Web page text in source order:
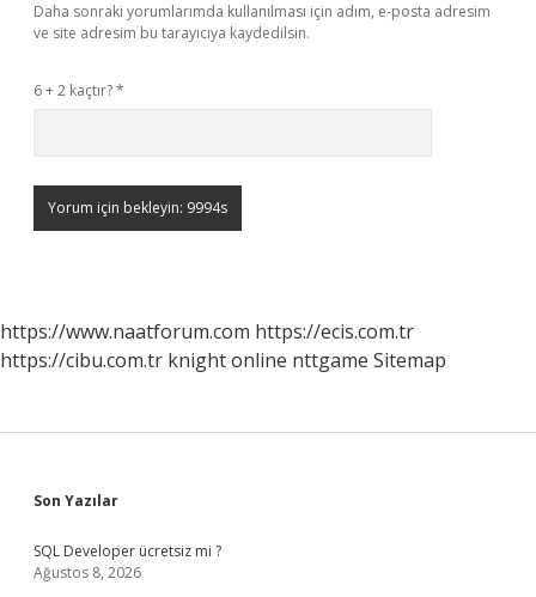
Daha sonraki yorumlarımda kullanılması için adım, e-posta adresim
ve site adresim bu tarayıcıya kaydedilsin.
6 + 2 kaçtır?*
https://www.naatforum.com https://ecis.com.tr
https://cibu.com.tr knight online nttgame Sitemap
Sidebar
Son Yazılar
SQL Developer ücretsiz mi ?
Ağustos 8, 2026